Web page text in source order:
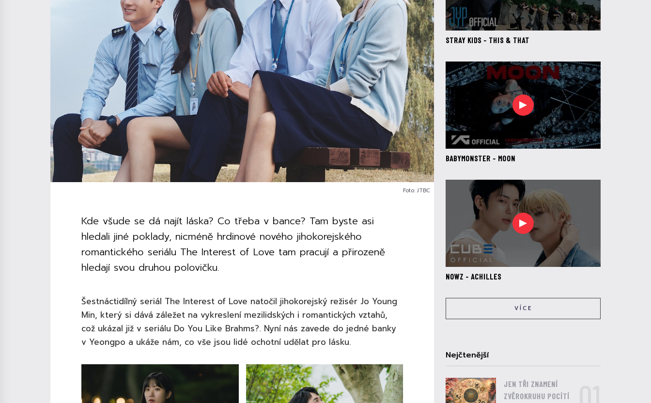
Foto: JTBC
Kde všude se dá najít láska? Co třeba v bance? Tam byste asi
hledali jiné poklady, nicméně hrdinové nového jihokorejského
romantického seriálu The Interest of Love tam pracují a přirozeně
hledají svou druhou polovičku.
Šestnáctidílný seriál The Interest of Love natočil jihokorejský režisér Jo Young
Min, který si dává záležet na vykreslení mezilidských i romantických vztahů,
což ukázal již v seriálu Do You Like Brahms?. Nyní nás zavede do jedné banky
v Yeongpo a ukáže nám, co vše jsou lidé ochotní udělat pro lásku.
STRAY KIDS - THIS & THAT
BABYMONSTER - MOON
NOWZ - ACHILLES
VÍCE
Nejčtenější
JEN TŘI ZNAMENÍ
ZVĚROKRUHU POCÍTÍ